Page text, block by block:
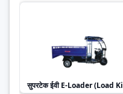
सुपरटेक ईवी E-Loader (Load King)